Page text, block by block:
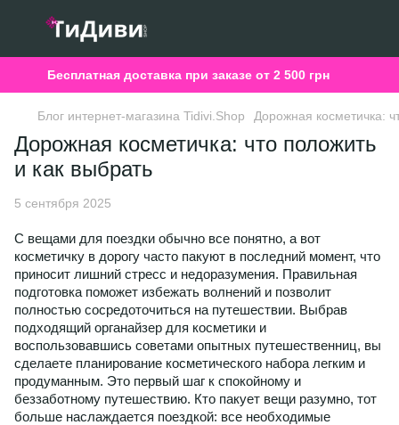
Бесплатная доставка при заказе от 2 500 грн
Блог интернет-магазина Tidivi.Shop Дорожная косметичка:
Дорожная косметичка: что положить
и как выбрать
5 сентября 2025
С вещами для поездки обычно все понятно, а вот
косметичку в дорогу часто пакуют в последний момент, что
приносит лишний стресс и недоразумения. Правильная
подготовка поможет избежать волнений и позволит
полностью сосредоточиться на путешествии. Выбрав
подходящий органайзер для косметики и
воспользовавшись советами опытных путешественниц, вы
сделаете планирование косметического набора легким и
продуманным. Это первый шаг к спокойному и
беззаботному путешествию. Кто пакует вещи разумно, тот
больше наслаждается поездкой: все необходимые